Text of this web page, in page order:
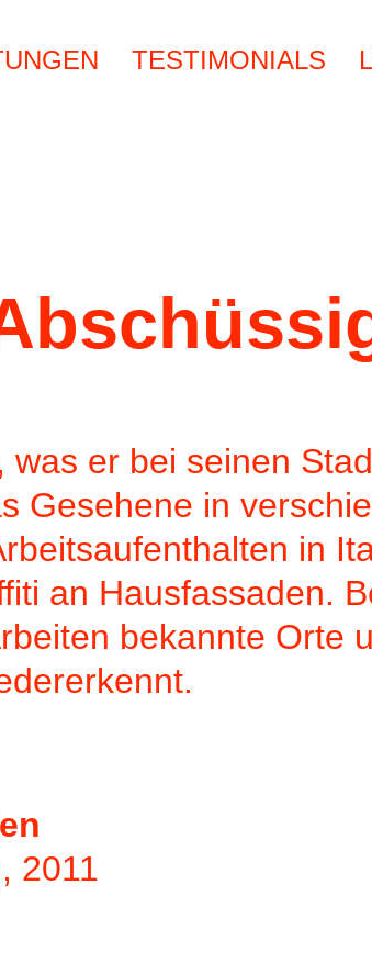
TESTIMONIALS
er bei seinen
Gesehene in
in
an Hausfassaden.
bekannte Orte
2011